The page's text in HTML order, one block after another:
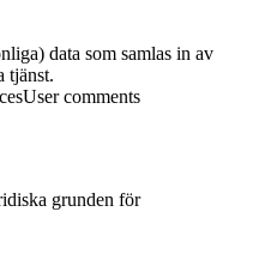
data som samlas in av
tjänst.
User comments
grunden för